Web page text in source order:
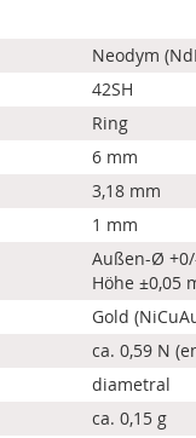
Neodym
42SH
Ring
6 mm
3,18 mm
1 mm
Außen-Ø
Höhe ±0,05
Gold
ca. 0,59 N
diametral
ca. 0,15 g